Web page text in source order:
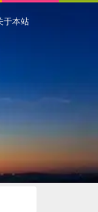
于本站